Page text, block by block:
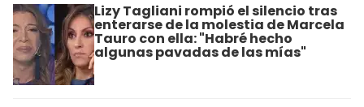
Lizy Tagliani rompió el silencio tras
enterarse de la molestia de Marcela
Tauro con ella: "Habré hecho
algunas pavadas de las mías"